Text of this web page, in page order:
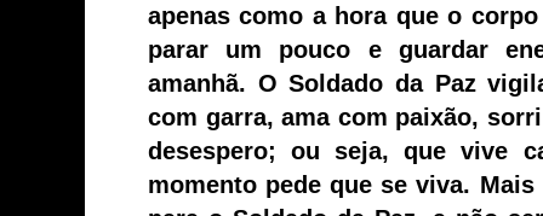
apenas como a hora que o
parar um pouco e guardar
amanhã. O Soldado da Paz
com garra, ama com paixão,
desespero; ou seja, que vive
momento pede que se viva.